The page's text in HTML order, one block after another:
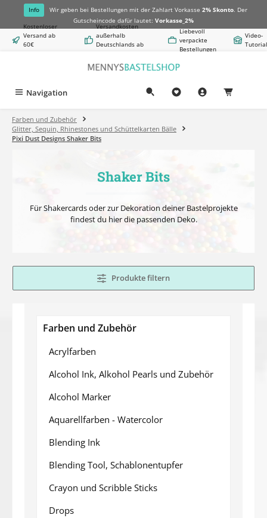
springen
Info Wir geben bei Bestellungen mit der Zahlart Vorkasse 2% Skonto. Der
Gutscheincode dafür lautet: Vorkasse_2%
Kostenloser
Versand ab
60€
Versandkosten
außerhalb
Deutschlands ab
Liebevoll
verpackte
Bestellungen
Video-
Navigation
Farben und Zubehör
Glitter, Sequin, Rhinestones und Schüttelkarten Bälle
Pixi Dust Designs Shaker Bits
Shaker Bits
Für Shakercards oder zur Dekoration deiner Bastelprojekte
findest du hier die passenden Deko.
Produkte filtern
Farben und Zubehör
Acrylfarben
Alcohol Ink, Alkohol Pearls und Zubehör
Alcohol Marker
Aquarellfarben - Watercolor
Blending Ink
Blending Tool, Schablonentupfer
Crayon und Scribble Sticks
Drops